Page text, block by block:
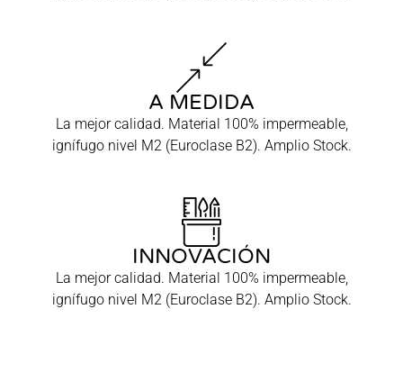
A MEDIDA
La mejor calidad. Material 100% impermeable,
ignífugo nivel M2 (Euroclase B2). Amplio Stock.
INNOVACIÓN
La mejor calidad. Material 100% impermeable,
ignífugo nivel M2 (Euroclase B2). Amplio Stock.